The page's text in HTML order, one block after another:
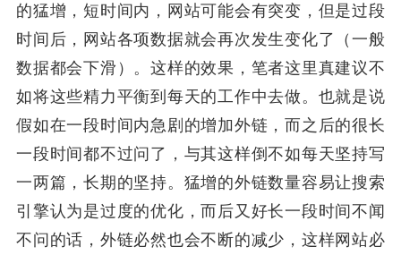
的猛增，短时间内，网站可能会有突变，但是过段
时间后，网站各项数据就会再次发生变化了（一般
数据都会下滑）。这样的效果，笔者这里真建议不
如将这些精力平衡到每天的工作中去做。也就是说
假如在一段时间内急剧的增加外链，而之后的很长
一段时间都不过问了，与其这样倒不如每天坚持写
一两篇，长期的坚持。猛增的外链数量容易让搜索
引擎认为是过度的优化，而后又好长一段时间不闻
不问的话，外链必然也会不断的减少，这样网站必